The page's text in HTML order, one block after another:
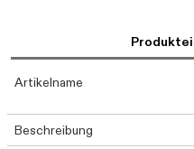
Artikelname
Beschreibung